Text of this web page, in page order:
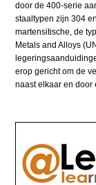
door de 400-serie
staaltypen zijn 304
martensitische, de
Metals and Alloys
erop gericht om de
naast elkaar en